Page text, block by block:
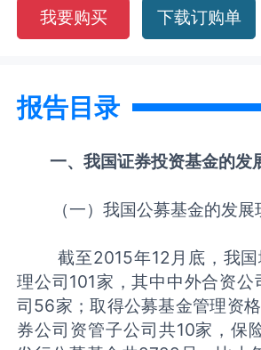
我要购买 下载订购单
报告目录
一、我国证券投资基金的发
（一）我国公募基金的发展
截至2015年12月底，我
理公司101家，其中中外合资
司56家；取得公募基金管理资
券公司资管子公司共10家，保